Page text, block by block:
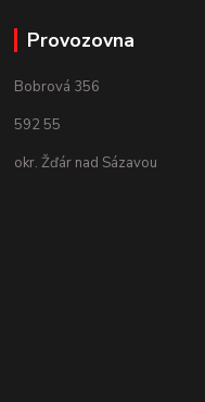
Provozovna
Bobrová 356
592 55
okr. Žďár nad Sázavou